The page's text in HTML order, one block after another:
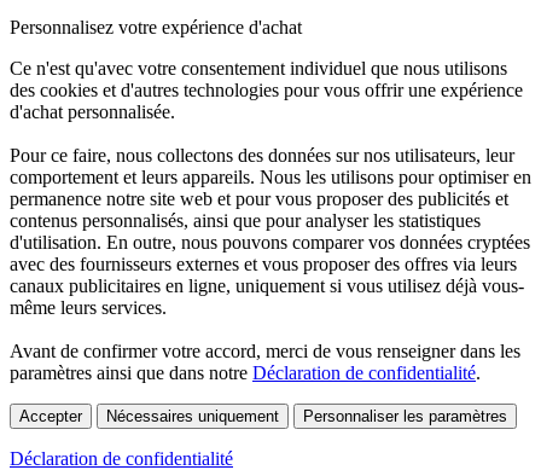
Personnalisez votre expérience d'achat
Ce n'est qu'avec votre consentement individuel que nous utilisons
des cookies et d'autres technologies pour vous offrir une expérience
d'achat personnalisée.
Pour ce faire, nous collectons des données sur nos utilisateurs, leur
comportement et leurs appareils. Nous les utilisons pour optimiser en
permanence notre site web et pour vous proposer des publicités et
contenus personnalisés, ainsi que pour analyser les statistiques
d'utilisation. En outre, nous pouvons comparer vos données cryptées
avec des fournisseurs externes et vous proposer des offres via leurs
canaux publicitaires en ligne, uniquement si vous utilisez déjà vous-
même leurs services.
Avant de confirmer votre accord, merci de vous renseigner dans les
paramètres ainsi que dans notre Déclaration de confidentialité.
Accepter Nécessaires uniquement Personnaliser les paramètres
Déclaration de confidentialité